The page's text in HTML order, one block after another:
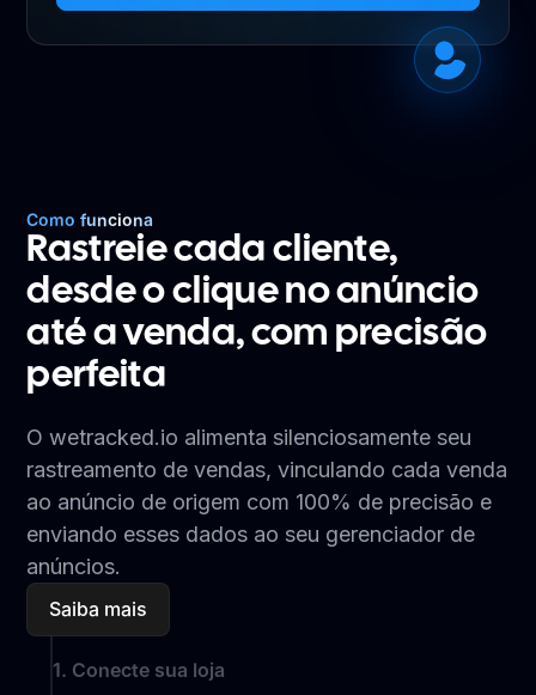
Como funciona
Rastreie cada cliente,
desde o clique no anúncio
até a venda, com precisão
perfeita
O wetracked.io alimenta silenciosamente seu
rastreamento de vendas, vinculando cada venda
ao anúncio de origem com 100% de precisão e
enviando esses dados ao seu gerenciador de
anúncios.
Saiba mais
1. Conecte sua loja